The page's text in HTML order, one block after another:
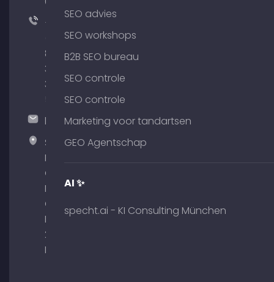
+49
89
380
375
hallo@timospecht.de
Specht
Marketing
GmbH –
Palais am
Obelisk
Briennerstr.
29 80333
München
SEO advies
SEO workshops
B2B SEO bureau
SEO controle
SEO controle
Marketing voor tandartsen
GEO Agentschap
AI ✨
specht.ai - KI Consulting München